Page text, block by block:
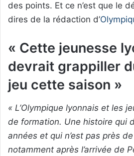
des points. Et ce n’est que le
dires de la rédaction d’
« Cette jeunesse
devrait grappiller
jeu cette saison »
« L’Olympique lyonnais et les
de formation. Une histoire qui
années et qui n’est pas près de
notamment après l’arrivée de